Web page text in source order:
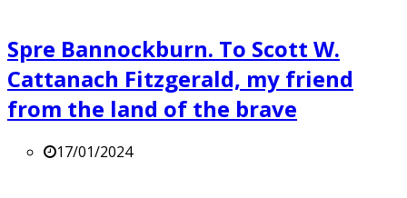
Spre Bannockburn. To Scott W.
Cattanach Fitzgerald, my friend
from the land of the brave
17/01/2024